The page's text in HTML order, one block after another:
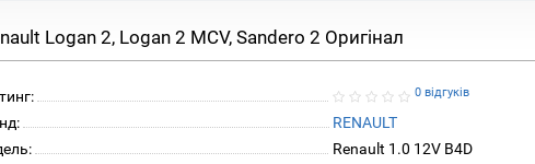
Logan 2, Logan 2 MCV, Sandero 2 Оригінал
0 відгуків
RENAULT
Renault 1.0 12V B4D